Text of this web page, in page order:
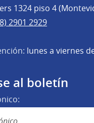
1324 piso 4
2901 2929
lunes a viernes
al boletín